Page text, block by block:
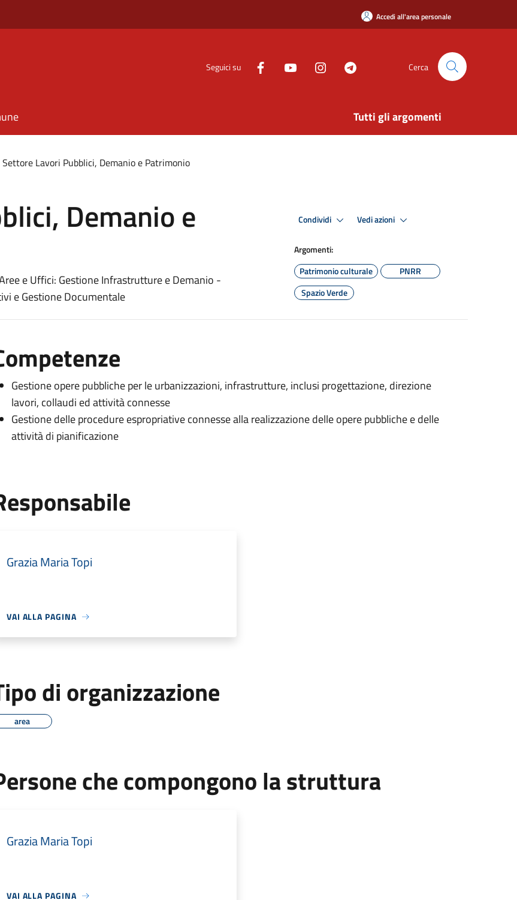
Accedi all'area personale
Seguici su Cerca
Tutti gli argomenti
Settore Lavori Pubblici, Demanio e Patrimonio
Demanio e
e Uffici: Gestione Infrastrutture e Demanio -
e Gestione Documentale
Condividi Vedi azioni
Argomenti:
Patrimonio culturale
PNRR
Spazio Verde
Gestione opere pubbliche per le urbanizzazioni, infrastrutture, inclusi progettazione, direzione
lavori, collaudi ed attività connesse
Gestione delle procedure espropriative connesse alla realizzazione delle opere pubbliche e delle
attività di pianificazione
Grazia Maria Topi
VAI ALLA PAGINA
di organizzazione
area
che compongono la struttura
Grazia Maria Topi
VAI ALLA PAGINA